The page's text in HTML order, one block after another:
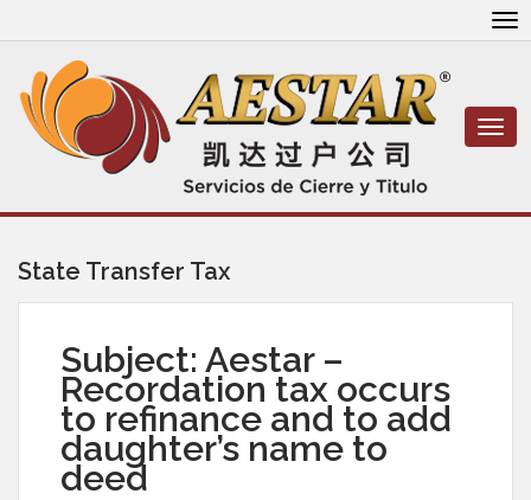
State Transfer Tax
Subject: Aestar –
Recordation tax occurs
to refinance and to add
daughter’s name to
deed